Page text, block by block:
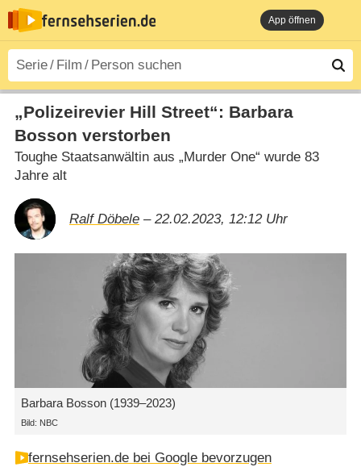
App öffnen
„Polizeirevier Hill Street“: Barbara
Bosson verstorben
Toughe Staatsanwältin aus „Murder One“ wurde 83
Jahre alt
Ralf Döbele– 22.02.2023, 12:12 Uhr
Barbara Bosson (1939⁠–⁠2023)
Bild: NBC
fernsehserien.de bei Google bevorzugen